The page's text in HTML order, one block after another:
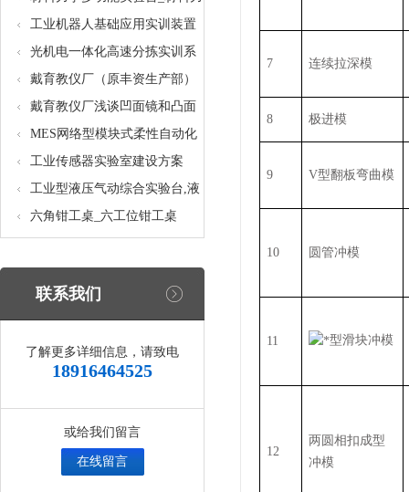
学多功能考核实验实训设备
工业机器人基础应用实训装置
台_工业机器人基础应用实训考
核设备
光机电一体化高速分拣实训系
统_光机电一体化高速分拣实验
实训设备
戴育教仪厂（原丰资生产部）
助力春季高教仪器展
戴育教仪厂浅谈凹面镜和凸面
镜的区别之处
MES网络型模块式柔性自动化
生产线实验系统(八站)_模块柔
性自动化生产线教学实训设备
工业传感器实验室建设方案
工业型液压气动综合实验台,液
压气动综合实训台
六角钳工桌_六工位钳工桌
联系我们
了解更多详细信息，请致电
18916464525
或给我们留言
在线留言
7 连续拉深模
8 极进模
9 V型翻板弯曲模
10 圆管冲模
11 型滑块冲模
12
两圆相扣成型
冲模